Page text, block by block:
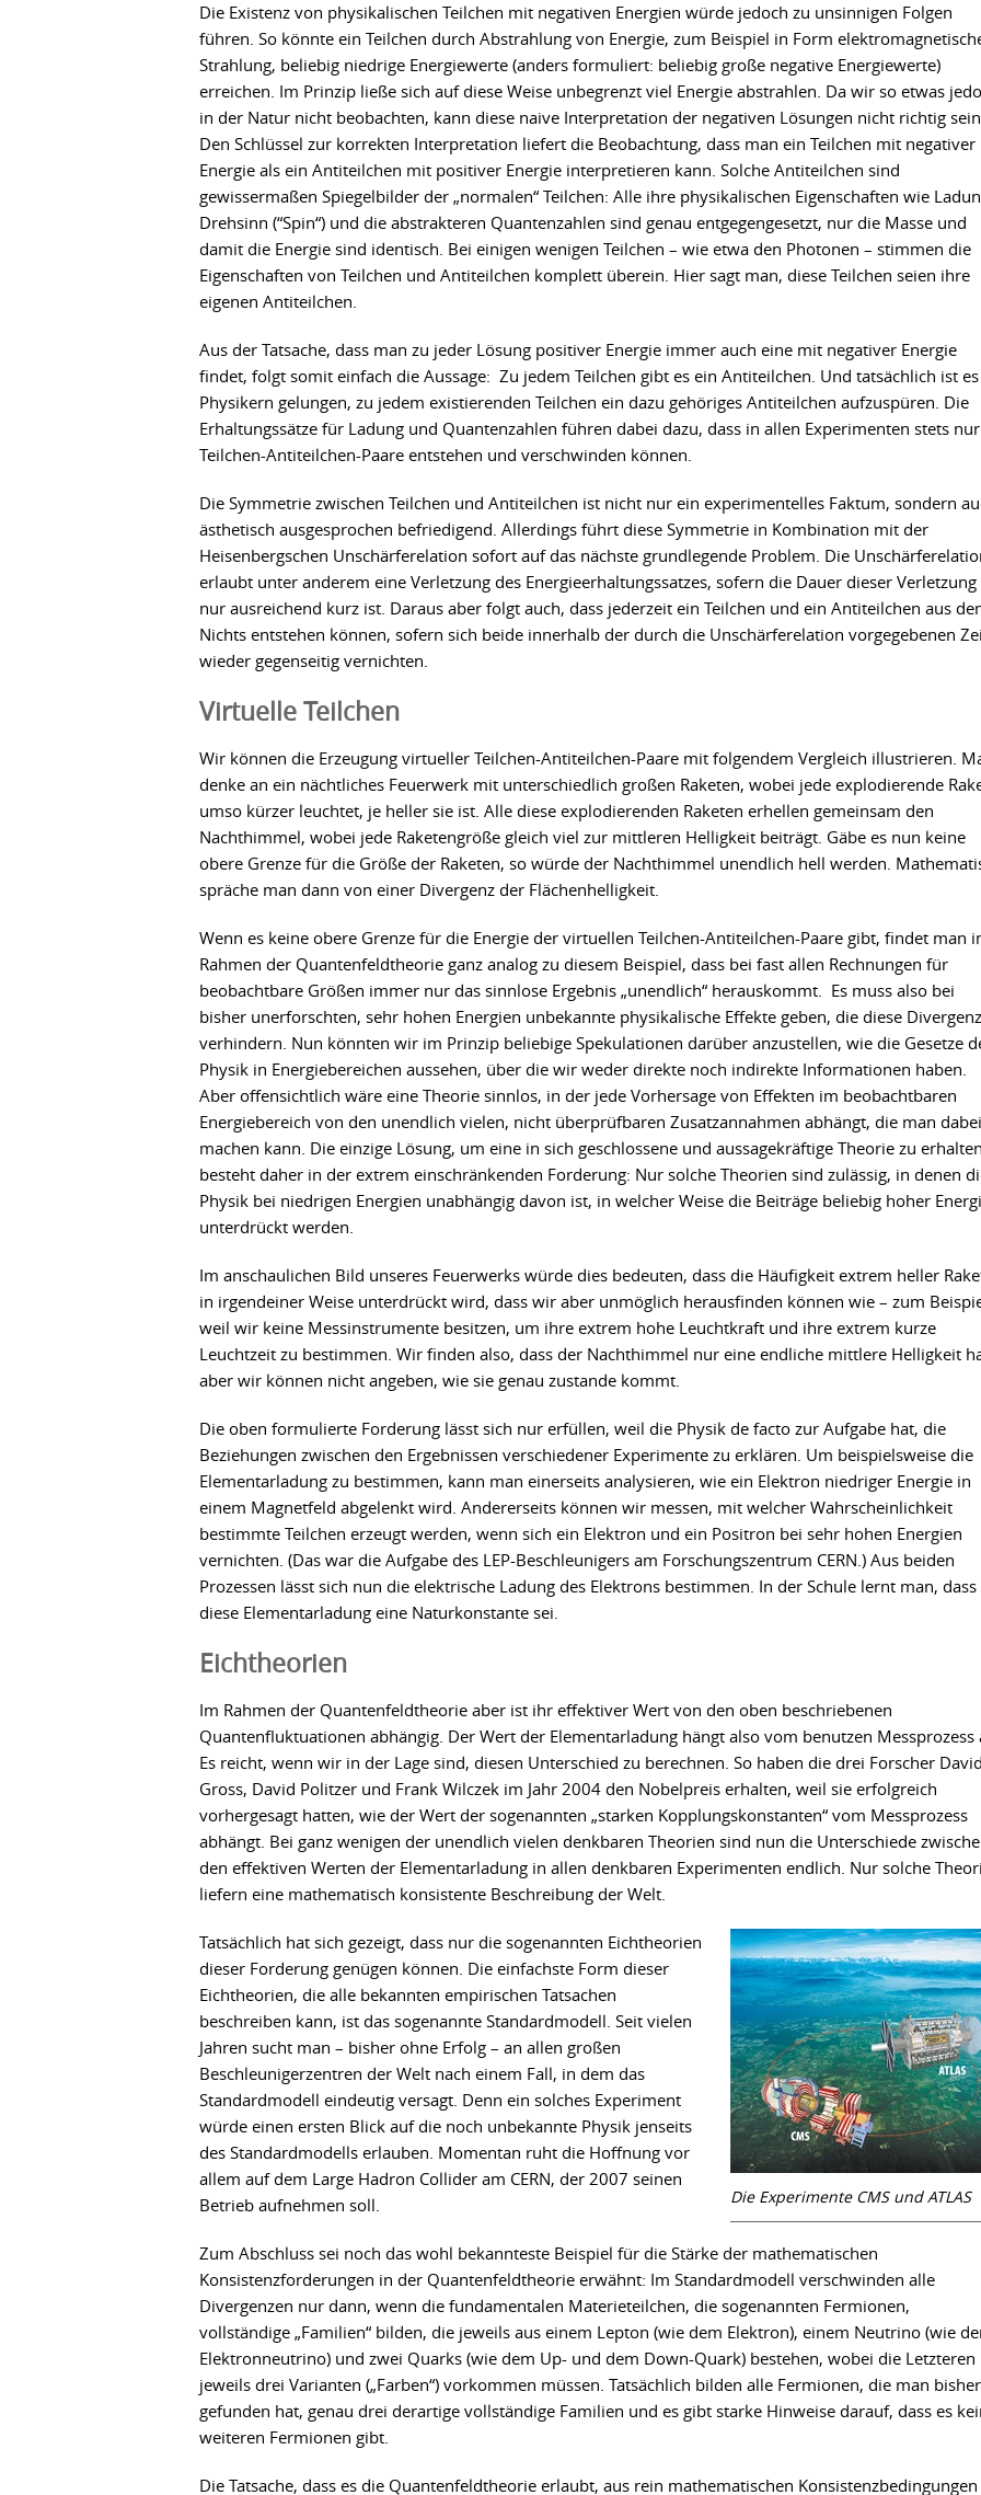
Die Existenz von physikalischen Teilchen mit negativen Energien würde jedoch zu unsinnigen Folgen
führen. So könnte ein Teilchen durch Abstrahlung von Energie, zum Beispiel in Form
Strahlung, beliebig niedrige Energiewerte (anders formuliert: beliebig große negative Energiewerte)
erreichen. Im Prinzip ließe sich auf diese Weise unbegrenzt viel Energie abstrahlen. Da wir so etwas
in der Natur nicht beobachten, kann diese naive Interpretation der negativen Lösungen nicht richtig
Den Schlüssel zur korrekten Interpretation liefert die Beobachtung, dass man ein Teilchen mit negativer
Energie als ein Antiteilchen mit positiver Energie interpretieren kann. Solche Antiteilchen sind
gewissermaßen Spiegelbilder der „normalen“ Teilchen: Alle ihre physikalischen Eigenschaften wie
Drehsinn (“Spin“) und die abstrakteren Quantenzahlen sind genau entgegengesetzt, nur die Masse und
damit die Energie sind identisch. Bei einigen wenigen Teilchen – wie etwa den Photonen – stimmen die
Eigenschaften von Teilchen und Antiteilchen komplett überein. Hier sagt man, diese Teilchen seien ihre
eigenen Antiteilchen.
Aus der Tatsache, dass man zu jeder Lösung positiver Energie immer auch eine mit negativer Energie
findet, folgt somit einfach die Aussage: Zu jedem Teilchen gibt es ein Antiteilchen. Und tatsächlich ist es
Physikern gelungen, zu jedem existierenden Teilchen ein dazu gehöriges Antiteilchen aufzuspüren. Die
Erhaltungssätze für Ladung und Quantenzahlen führen dabei dazu, dass in allen Experimenten stets nur
Teilchen-Antiteilchen-Paare entstehen und verschwinden können.
Die Symmetrie zwischen Teilchen und Antiteilchen ist nicht nur ein experimentelles Faktum, sondern
ästhetisch ausgesprochen befriedigend. Allerdings führt diese Symmetrie in Kombination mit der
Heisenbergschen Unschärferelation sofort auf das nächste grundlegende Problem. Die
erlaubt unter anderem eine Verletzung des Energieerhaltungssatzes, sofern die Dauer dieser Verletzung
nur ausreichend kurz ist. Daraus aber folgt auch, dass jederzeit ein Teilchen und ein Antiteilchen aus
Nichts entstehen können, sofern sich beide innerhalb der durch die Unschärferelation vorgegebenen
wieder gegenseitig vernichten.
Virtuelle Teilchen
Wir können die Erzeugung virtueller Teilchen-Antiteilchen-Paare mit folgendem Vergleich illustrieren.
denke an ein nächtliches Feuerwerk mit unterschiedlich großen Raketen, wobei jede explodierende
umso kürzer leuchtet, je heller sie ist. Alle diese explodierenden Raketen erhellen gemeinsam den
Nachthimmel, wobei jede Raketengröße gleich viel zur mittleren Helligkeit beiträgt. Gäbe es nun keine
obere Grenze für die Größe der Raketen, so würde der Nachthimmel unendlich hell werden.
spräche man dann von einer Divergenz der Flächenhelligkeit.
Wenn es keine obere Grenze für die Energie der virtuellen Teilchen-Antiteilchen-Paare gibt, findet man
Rahmen der Quantenfeldtheorie ganz analog zu diesem Beispiel, dass bei fast allen Rechnungen für
beobachtbare Größen immer nur das sinnlose Ergebnis „unendlich“ herauskommt. Es muss also bei
bisher unerforschten, sehr hohen Energien unbekannte physikalische Effekte geben, die diese
verhindern. Nun könnten wir im Prinzip beliebige Spekulationen darüber anzustellen, wie die Gesetze
Physik in Energiebereichen aussehen, über die wir weder direkte noch indirekte Informationen haben.
Aber offensichtlich wäre eine Theorie sinnlos, in der jede Vorhersage von Effekten im beobachtbaren
Energiebereich von den unendlich vielen, nicht überprüfbaren Zusatzannahmen abhängt, die man dabei
machen kann. Die einzige Lösung, um eine in sich geschlossene und aussagekräftige Theorie zu
besteht daher in der extrem einschränkenden Forderung: Nur solche Theorien sind zulässig, in denen
Physik bei niedrigen Energien unabhängig davon ist, in welcher Weise die Beiträge beliebig hoher
unterdrückt werden.
Im anschaulichen Bild unseres Feuerwerks würde dies bedeuten, dass die Häufigkeit extrem heller
in irgendeiner Weise unterdrückt wird, dass wir aber unmöglich herausfinden können wie – zum
weil wir keine Messinstrumente besitzen, um ihre extrem hohe Leuchtkraft und ihre extrem kurze
Leuchtzeit zu bestimmen. Wir finden also, dass der Nachthimmel nur eine endliche mittlere Helligkeit
aber wir können nicht angeben, wie sie genau zustande kommt.
Die oben formulierte Forderung lässt sich nur erfüllen, weil die Physik de facto zur Aufgabe hat, die
Beziehungen zwischen den Ergebnissen verschiedener Experimente zu erklären. Um beispielsweise die
Elementarladung zu bestimmen, kann man einerseits analysieren, wie ein Elektron niedriger Energie in
einem Magnetfeld abgelenkt wird. Andererseits können wir messen, mit welcher Wahrscheinlichkeit
bestimmte Teilchen erzeugt werden, wenn sich ein Elektron und ein Positron bei sehr hohen Energien
vernichten. (Das war die Aufgabe des LEP-Beschleunigers am Forschungszentrum CERN.) Aus beiden
Prozessen lässt sich nun die elektrische Ladung des Elektrons bestimmen. In der Schule lernt man, dass
diese Elementarladung eine Naturkonstante sei.
Eichtheorien
Im Rahmen der Quantenfeldtheorie aber ist ihr effektiver Wert von den oben beschriebenen
Quantenfluktuationen abhängig. Der Wert der Elementarladung hängt also vom benutzen Messprozess
Es reicht, wenn wir in der Lage sind, diesen Unterschied zu berechnen. So haben die drei Forscher David
Gross, David Politzer und Frank Wilczek im Jahr 2004 den Nobelpreis erhalten, weil sie erfolgreich
vorhergesagt hatten, wie der Wert der sogenannten „starken Kopplungskonstanten“ vom Messprozess
abhängt. Bei ganz wenigen der unendlich vielen denkbaren Theorien sind nun die Unterschiede
den effektiven Werten der Elementarladung in allen denkbaren Experimenten endlich. Nur solche
liefern eine mathematisch konsistente Beschreibung der Welt.
Die Experimente CMS und ATLAS
Tatsächlich hat sich gezeigt, dass nur die sogenannten Eichtheorien
dieser Forderung genügen können. Die einfachste Form dieser
Eichtheorien, die alle bekannten empirischen Tatsachen
beschreiben kann, ist das sogenannte Standardmodell. Seit vielen
Jahren sucht man – bisher ohne Erfolg – an allen großen
Beschleunigerzentren der Welt nach einem Fall, in dem das
Standardmodell eindeutig versagt. Denn ein solches Experiment
würde einen ersten Blick auf die noch unbekannte Physik jenseits
des Standardmodells erlauben. Momentan ruht die Hoffnung vor
allem auf dem Large Hadron Collider am CERN, der 2007 seinen
Betrieb aufnehmen soll.
Zum Abschluss sei noch das wohl bekannteste Beispiel für die Stärke der mathematischen
Konsistenzforderungen in der Quantenfeldtheorie erwähnt: Im Standardmodell verschwinden alle
Divergenzen nur dann, wenn die fundamentalen Materieteilchen, die sogenannten Fermionen,
vollständige „Familien“ bilden, die jeweils aus einem Lepton (wie dem Elektron), einem Neutrino (wie
Elektronneutrino) und zwei Quarks (wie dem Up- und dem Down-Quark) bestehen, wobei die Letzteren
jeweils drei Varianten („Farben“) vorkommen müssen. Tatsächlich bilden alle Fermionen, die man bisher
gefunden hat, genau drei derartige vollständige Familien und es gibt starke Hinweise darauf, dass es
weiteren Fermionen gibt.
Die Tatsache, dass es die Quantenfeldtheorie erlaubt, aus rein mathematischen Konsistenzbedingungen